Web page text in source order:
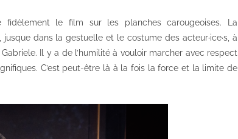
fidèlement le film sur les planches carougeoises. La
dans la gestuelle et le costume des acteur·ice·s, à
Il y a de l’humilité à vouloir marcher avec respect
C’est peut-être là à la fois la force et la limite de